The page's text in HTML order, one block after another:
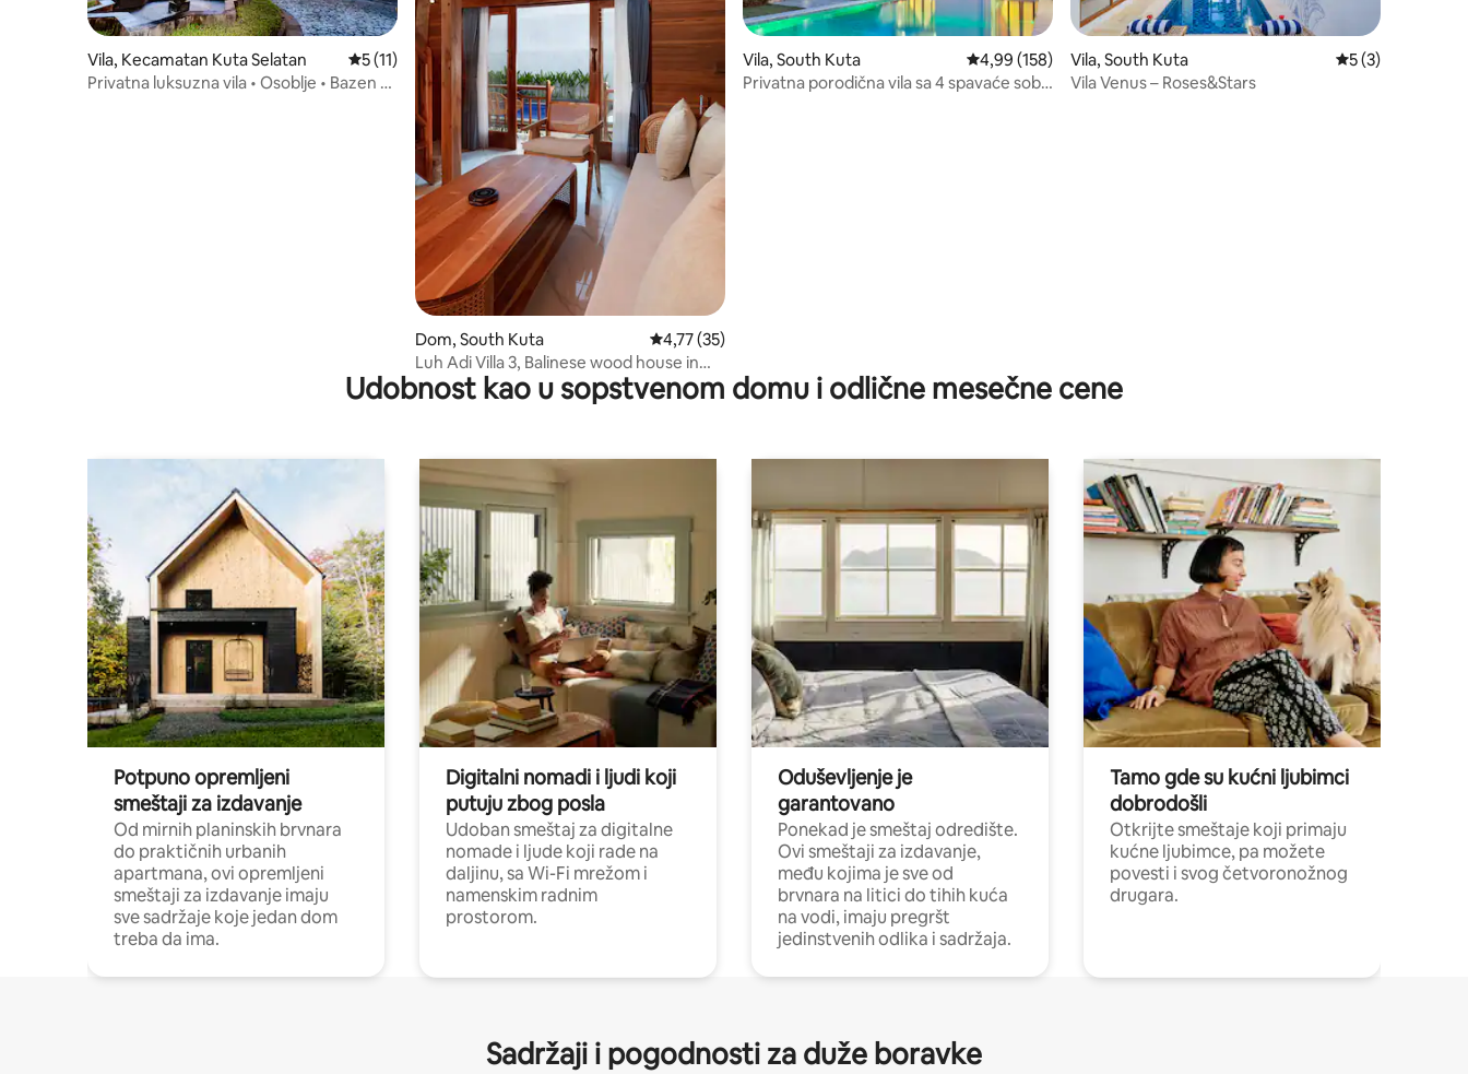
Vila, Kecamatan Kuta Selatan Prosečna ocena 5 od 5, utisaka: 11
5 (11)
Privatna luksuzna vila • Osoblje • Bazen •
Dom, South Kuta Prosečna ocena 4,77 od 5, utisaka: 35
4,77 (35)
Luh Adi Villa 3, Balinese wood house in
Uluwatu
Vila, South Kuta Prosečna ocena 4,99 od 5, utisaka: 158
4,99 (158)
Privatna porodična vila sa 4 spavaće sobe
Vila, South Kuta Prosečna ocena
5 (3)
Vila Venus – Roses&Stars
Udobnost kao u sopstvenom domu i odlične mesečne cene
Potpuno opremljeni
smeštaji za izdavanje
Od mirnih planinskih brvnara
do praktičnih urbanih
apartmana, ovi opremljeni
smeštaji za izdavanje imaju
sve sadržaje koje jedan dom
treba da ima.
Digitalni nomadi i ljudi koji
putuju zbog posla
Udoban smeštaj za digitalne
nomade i ljude koji rade na
daljinu, sa Wi-Fi mrežom i
namenskim radnim
prostorom.
Oduševljenje je
garantovano
Ponekad je smeštaj odredište.
Ovi smeštaji za izdavanje,
među kojima je sve od
brvnara na litici do tihih kuća
na vodi, imaju pregršt
jedinstvenih odlika i sadržaja.
Tamo gde su kućni ljubimci
dobrodošli
Otkrijte smeštaje koji primaju
kućne ljubimce, pa možete
povesti i svog četvoronožnog
drugara.
Sadržaji i pogodnosti za duže boravke